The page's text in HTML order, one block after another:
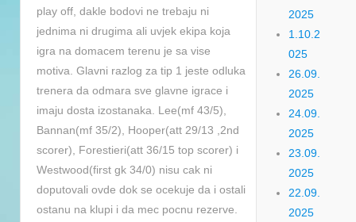
play off, dakle bodovi ne trebaju ni
jednima ni drugima ali uvjek ekipa koja
igra na domacem terenu je sa vise
motiva. Glavni razlog za tip 1 jeste odluka
trenera da odmara sve glavne igrace i
imaju dosta izostanaka. Lee(mf 43/5),
Bannan(mf 35/2), Hooper(att 29/13 ,2nd
scorer), Forestieri(att 36/15 top scorer) i
Westwood(first gk 34/0) nisu cak ni
doputovali ovde dok se ocekuje da i ostali
ostanu na klupi i da mec pocnu rezerve.
2025
1.10.2
025
26.09.
2025
24.09.
2025
23.09.
2025
22.09.
2025